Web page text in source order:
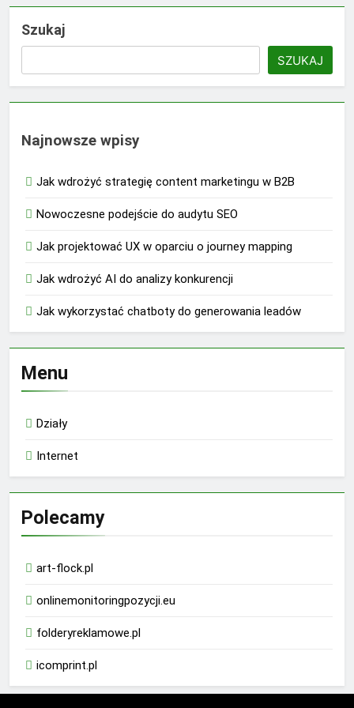
Szukaj
SZUKAJ
Najnowsze wpisy
Jak wdrożyć strategię content marketingu w B2B
Nowoczesne podejście do audytu SEO
Jak projektować UX w oparciu o journey mapping
Jak wdrożyć AI do analizy konkurencji
Jak wykorzystać chatboty do generowania leadów
Menu
Działy
Internet
Polecamy
art-flock.pl
onlinemonitoringpozycji.eu
folderyreklamowe.pl
icomprint.pl